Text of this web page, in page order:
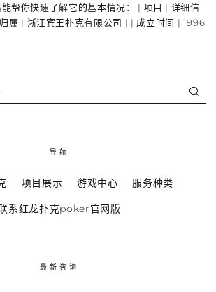
帮你快速了解它的基本情况： | 项目 | 详细信
属 | 浙江宾王扑克有限公司 | | 成立时间 | 1996
导航
项目展示 游戏中心 服务种类
系红龙扑克poker官网版
最新咨询